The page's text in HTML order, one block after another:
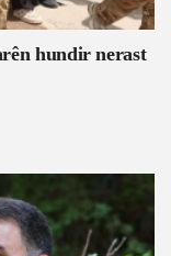
hundir nerast